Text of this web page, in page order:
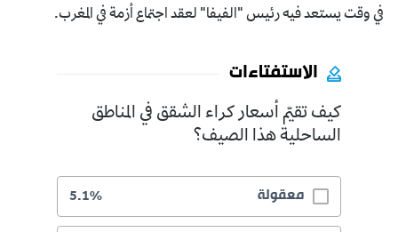
في وقت يستعد فيه رئيس "الفيفا" لعقد اجتماع أزمة في المغرب.
الاستفتاءات
كيف تقيّم أسعار كراء الشقق في المناطق
الساحلية هذا الصيف؟
معقولة 5.1%